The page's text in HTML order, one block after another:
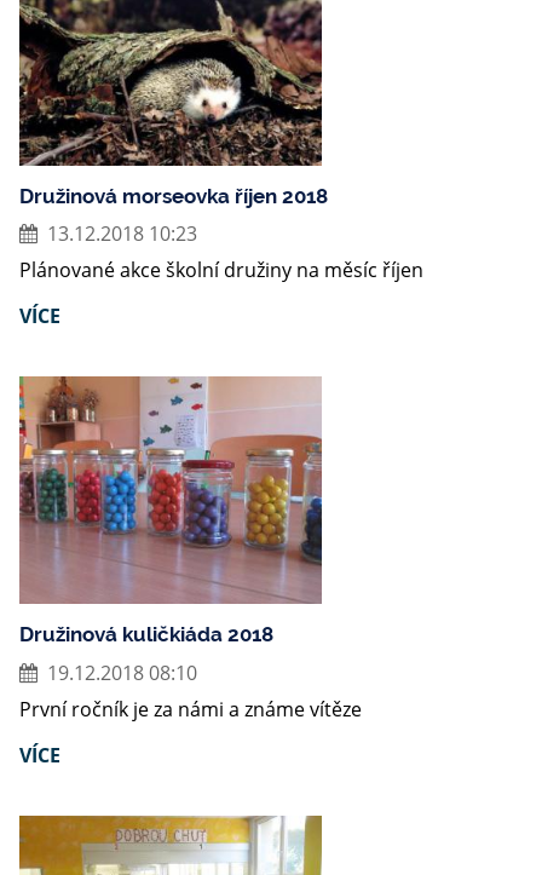
Družinová morseovka říjen 2018
13.12.2018 10:23
Plánované akce školní družiny na měsíc říjen
VÍCE
Družinová kuličkiáda 2018
19.12.2018 08:10
První ročník je za námi a známe vítěze
VÍCE